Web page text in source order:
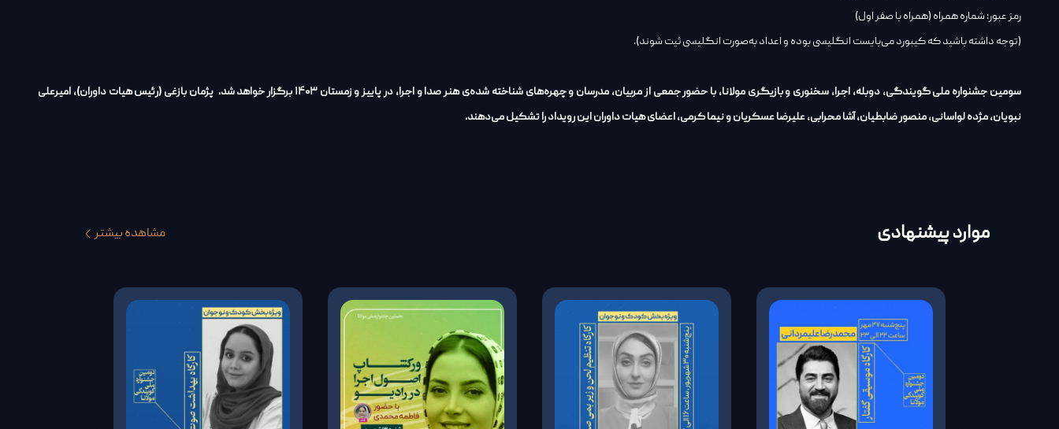
رمز عبور: شماره همراه (همراه با صفر اول)
(توجه داشته باشید که کیبورد می‌بایست انگلیسی بوده و اعداد به‌صورت انگلیسی ثیت شوند).
سومین جشنواره ملی گویندگی، دوبله، اجرا، سخنوری و بازیگری مولانا، با حضور جمعی از مربیان، مدرسان و چهره‌های شناخته شده‌ی هنر صدا و اجرا، در پاییز و زمستان ۱۴۰۳ برگزار خواهد شد. پژمان بازغی (رئیس هیات داوران)، امیرعلی
نبویان، مژده لواسانی، منصور ضابطیان، آشا محرابی، علیرضا عسکریان و نیما کرمی، اعضای هیات داوران این رویداد را تشکیل می‌دهند.
موارد پیشنهادی مشاهده بیشتر